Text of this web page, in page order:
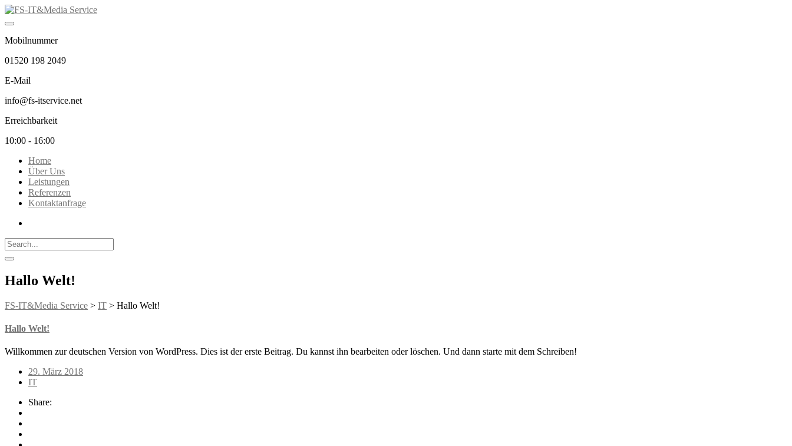
Mobilnummer
01520 198 2049
E-Mail
info@fs-itservice.net
Erreichbarkeit
10:00 - 16:00
Home
Über Uns
Leistungen
Referenzen
Kontaktanfrage
Hallo Welt!
FS-IT&Media Service > IT > Hallo Welt!
Hallo Welt!
Willkommen zur deutschen Version von WordPress. Dies ist der erste Beitrag. Du kannst ihn bearbeiten oder löschen. Und dann starte mit dem Schreiben!
29. März 2018
IT
Share: